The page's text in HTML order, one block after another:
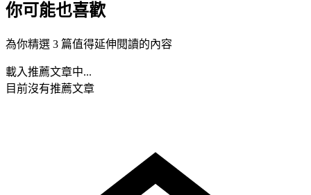
你可能也喜歡
為你精選 3 篇值得延伸閱讀的內容
載入推薦文章中...
目前沒有推薦文章